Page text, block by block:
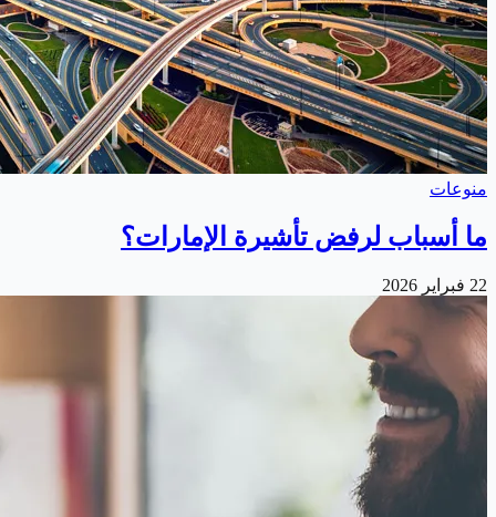
منوعات
ما أسباب لرفض تأشيرة الإمارات؟
22 فبراير 2026